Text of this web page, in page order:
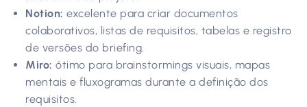
Notion: excelente para criar documentos
colaborativos, listas de requisitos, tabelas e registro
de versões do briefing.
Miro: ótimo para brainstormings visuais, mapas
mentais e fluxogramas durante a definição dos
requisitos.